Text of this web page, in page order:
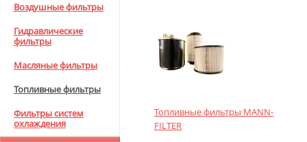
Воздушные фильтры
Гидравлические
фильтры
Масляные фильтры
Топливные фильтры
Фильтры систем
охлаждения
Топливные фильтры MANN-
FILTER